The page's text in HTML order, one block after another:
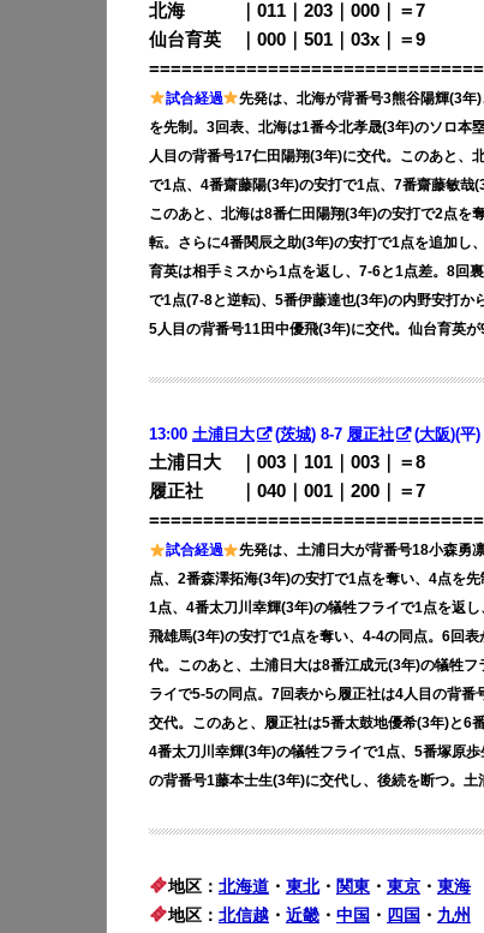
北海 ｜011｜203｜000｜＝7
仙台育英 ｜000｜501｜03x｜＝9
試合経過
先発は、北海が背番号3熊谷陽輝(3
を先制。3回表、北海は1番今北孝晟(3年)のソロ本
人目の背番号17仁田陽翔(3年)に交代。このあと、
で1点、4番齋藤陽(3年)の安打で1点、7番齋藤敏哉
このあと、北海は8番仁田陽翔(3年)の安打で2点を
転。さらに4番関辰之助(3年)の安打で1点を追加し
育英は相手ミスから1点を返し、7-6と1点差。8回
で1点(7-8と逆転)、5番伊藤達也(3年)の内野安打か
5人目の背番号11田中優飛(3年)に交代。仙台育英が
13:00 土浦日大 (茨城) 8-7 履正社 (大阪)(平)
土浦日大 ｜003｜101｜003｜＝8
履正社 ｜040｜001｜200｜＝7
試合経過
先発は、土浦日大が背番号18小森勇
点、2番森澤拓海(3年)の安打で1点を奪い、4点を
1点、4番太刀川幸輝(3年)の犠牲フライで1点を返
飛雄馬(3年)の安打で1点を奪い、4-4の同点。6回
代。このあと、土浦日大は8番江成元(3年)の犠牲
ライで5-5の同点。7回表から履正社は4人目の背
交代。このあと、履正社は5番太鼓地優希(3年)と6
4番太刀川幸輝(3年)の犠牲フライで1点、5番塚原
の背番号1藤本士生(3年)に交代し、後続を断つ。土
地区： 北海道・ 東北・ 関東・ 東京・ 東海
地区： 北信越・ 近畿・ 中国 ・ 四国 ・ 九州